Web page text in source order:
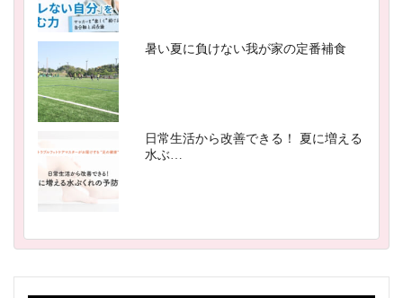
暑い夏に負けない我が家の定番補食
日常生活から改善できる！ 夏に増える
水ぶ…